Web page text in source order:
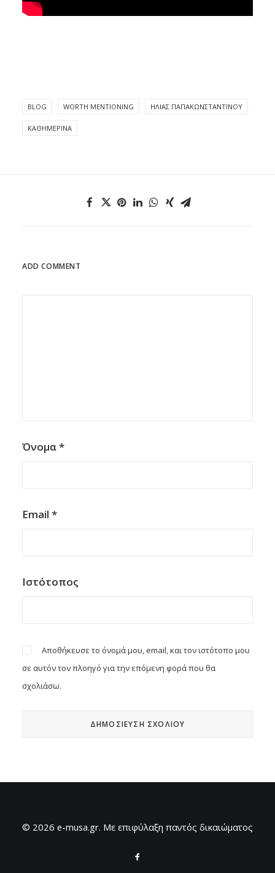
BLOG WORTH MENTIONING ΗΛΊΑΣ ΠΑΠΑΚΩΝΣΤΑΝΤΊΝΟΥ
ΚΑΘΗΜΕΡΙΝΆ
ADD COMMENT
Όνομα*
Email *
Ιστότοπος
Αποθήκευσε το όνομά μου, email, και τον ιστότοπο μου
σε αυτόν τον πλοηγό για την επόμενη φορά που θα
σχολιάσω.
© 2026 e-musa.gr. Mε επιφύλαξη παντός δικαιώματος